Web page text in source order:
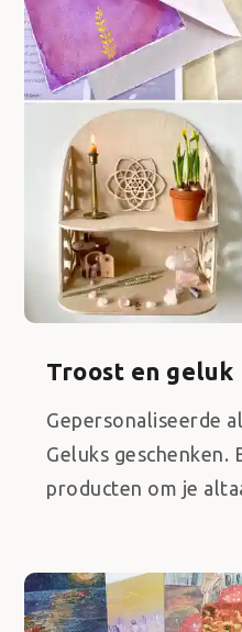
Troost en geluk
Gepersonaliseerde
Geluks geschenken.
producten om je